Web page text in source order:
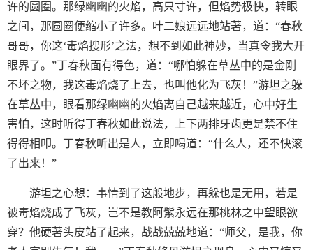
许的圆圈。那绿幽幽的火焰，高只寸许，但焰势极快，转眼
之间，那圆圈便缩小了许多。叶二娘远远地站著，道：“春秋
哥哥，你这‘毒焰搜形’之法，想不到如此神妙，当真令我大开
眼界了。”丁春秋面有得色，道：“哪怕躲在草丛中的是金刚
不坏之物，我这毒焰烧了上去，也叫他化为飞灰！”游坦之躲
在草丛中，眼看那绿幽幽的火焰离自己越来越近，心中好生
害怕，这时听得丁春秋如此说法，上下两排牙齿更是禁不住
得得相叩。丁春秋听出是人，立即喝道：“什么人，还不快滚
了出来！”
游坦之心想：事情到了这般地步，再躲也是无用，若是
被毒焰烧成了飞灰，岂不是教阿紫永远在那桃林之中望眼欲
穿？他硬著头皮站了起来，战战兢兢地道：“师父，是我，你